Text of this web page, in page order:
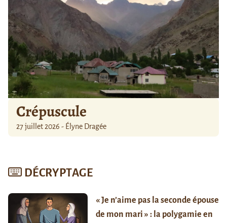
Crépuscule
27 juillet 2026 - Élyne Dragée
DÉCRYPTAGE
« Je n’aime pas la seconde épouse
de mon mari » : la polygamie en